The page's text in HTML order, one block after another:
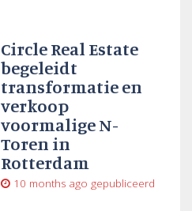
Circle Real Estate
begeleidt
transformatie en
verkoop
voormalige N-
Toren in
Rotterdam
10 months ago gepubliceerd